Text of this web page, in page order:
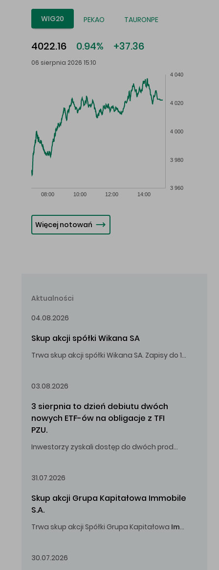
WIG20 PEKAO TAURONPE
4022.16 0.94% +37.36
06 sierpnia 2026 15:10
08:00 10:00 12:00 14:00
3 960
3 980
4 000
4 020
4 040
Więcej notowań
Aktualności
04.08.2026
Skup akcji spółki Wikana SA
Trwa skup akcji spółki Wikana SA. Zapisy do 14.08.2026 r. do godz. 16.00.
03.08.2026
3 sierpnia to dzień debiutu dwóch
nowych ETF-ów na obligacje z TFI
PZU.
Inwestorzy zyskali dostęp do dwóch produktów umożliwiających inwestowanie w obligacje skarbowe.
31.07.2026
Skup akcji Grupa Kapitałowa Immobile
S.A.
Trwa skup akcji Spółki Grupa Kapitałowa Immobile
30.07.2026